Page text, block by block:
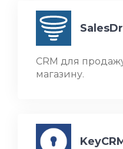
CRM для
магазину.